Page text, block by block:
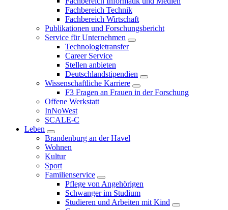
Fachbereich Technik
Fachbereich Wirtschaft
Publikationen und Forschungsbericht
Service für Unternehmen
Technologietransfer
Career Service
Stellen anbieten
Deutschlandstipendien
Wissenschaftliche Karriere
F3 Fragen an Frauen in der Forschung
Offene Werkstatt
InNoWest
SCALE-C
Leben
Brandenburg an der Havel
Wohnen
Kultur
Sport
Familienservice
Pflege von Angehörigen
Schwanger im Studium
Studieren und Arbeiten mit Kind